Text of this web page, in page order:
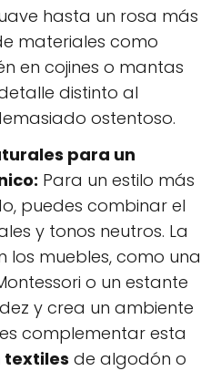
hasta un rosa más
materiales como
en cojines o mantas
distinto al
ostentoso.
para un
Para un estilo más
puedes combinar el
y tonos neutros. La
los muebles, como una
o un estante
y crea un ambiente
complementar esta
textiles de algodón o